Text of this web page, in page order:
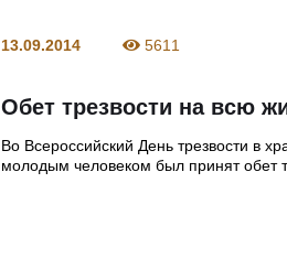
13.09.2014 5611
Обет трезвости на всю
Во Всероссийский День трезвости в
молодым человеком был принят обет